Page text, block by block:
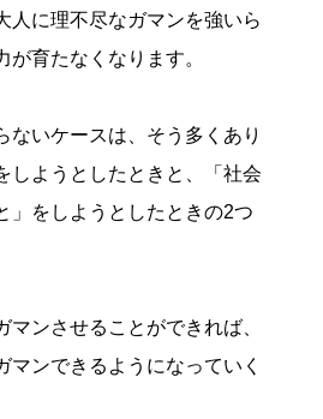
人に理不尽なガマンを強いら
育たなくなります。
ないケースは、そう多くあり
しようとしたときと、「社会
」をしようとしたときの2つ
ンさせることができれば、
ンできるようになっていく